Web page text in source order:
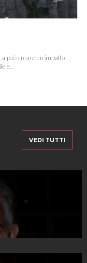
può creare un impatto
e...
VEDI TUTTI